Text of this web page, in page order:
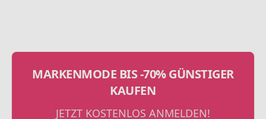
MARKENMODE BIS -70% GÜNSTIGER
KAUFEN
JETZT KOSTENLOS ANMELDEN!